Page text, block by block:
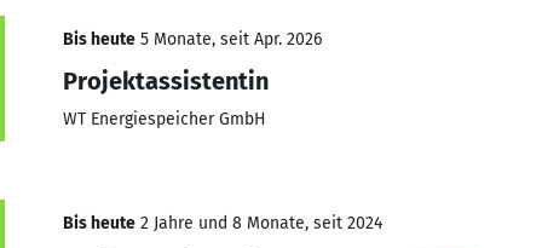
Bis heute 5 Monate, seit Apr. 2026
Projektassistentin
WT Energiespeicher GmbH
Bis heute 2 Jahre und 8 Monate, seit 2024